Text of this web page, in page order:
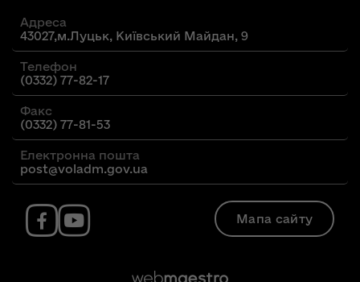
Адреса
43027,м.Луцьк, Київський Майдан, 9
Телефон
(0332) 77-82-17
Факс
(0332) 77-81-53
Електронна пошта
post@voladm.gov.ua
Мапа сайту